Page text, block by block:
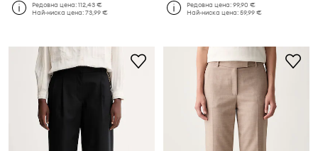
Редовна цена:112,43 €
Най-ниска цена:73,99 €
Редовна цена:99,90 €
Най-ниска цена:59,99 €